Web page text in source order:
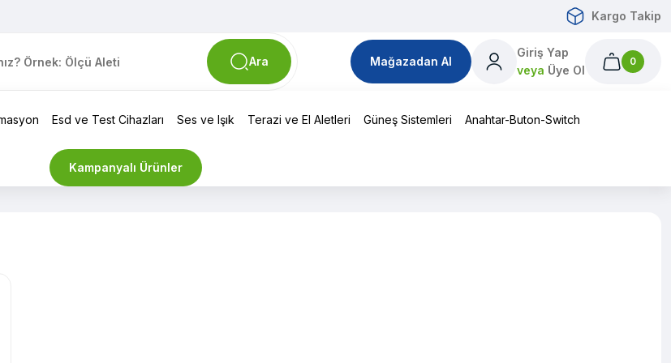
Kargo Takip
Ara Mağazadan Al
Giriş Yap
veya Üye Ol
0
Esd ve Test Cihazları Ses ve Işık Terazi ve El Aletleri Güneş Sistemleri Anahtar-Buton-Switch
Kampanyalı Ürünler